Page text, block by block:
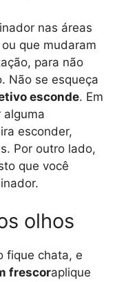
nas áreas
que mudaram
para não
Não se esqueça
esconde. Em
alguma
esconder,
Por outro lado,
que você
olhos
fique chata, e
frescoraplique